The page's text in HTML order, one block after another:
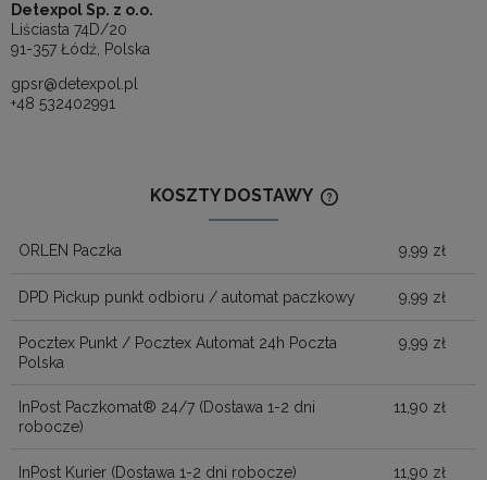
Detexpol Sp. z o.o.
Liściasta 74D/20
91-357 Łódź, Polska
gpsr@detexpol.pl
+48 532402991
KOSZTY DOSTAWY
ORLEN Paczka 9,99 zł
DPD Pickup punkt odbioru / automat paczkowy 9,99 zł
Pocztex Punkt / Pocztex Automat 24h Poczta
Polska
9,99 zł
InPost Paczkomat® 24/7 (Dostawa 1-2 dni
robocze)
11,90 zł
InPost Kurier (Dostawa 1-2 dni robocze) 11,90 zł